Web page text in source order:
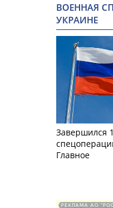
ВОЕННАЯ
УКРАИНЕ
Завершился
Главное
РЕКЛАМА АО